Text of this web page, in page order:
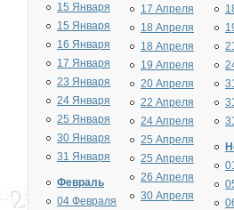
15 Января
15 Января
16 Января
17 Января
23 Января
24 Января
25 Января
30 Января
31 Января
Февраль
04 Февраля
17 Апреля
18 Апреля
18 Апреля
19 Апреля
20 Апреля
22 Апреля
24 Апреля
25 Апреля
25 Апреля
26 Апреля
30 Апреля